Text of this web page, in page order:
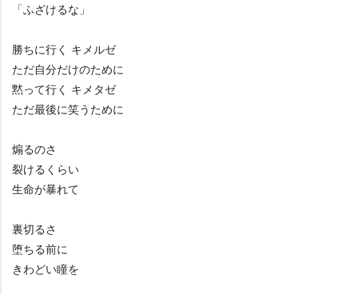
「ふざけるな」
勝ちに行く キメルゼ
ただ自分だけのために
黙って行く キメタゼ
ただ最後に笑うために
煽るのさ
裂けるくらい
生命が暴れて
裏切るさ
堕ちる前に
きわどい瞳を